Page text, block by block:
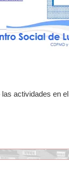
actividades en el